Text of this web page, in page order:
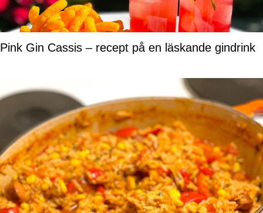
Pink Gin Cassis – recept på en läskande gindrink